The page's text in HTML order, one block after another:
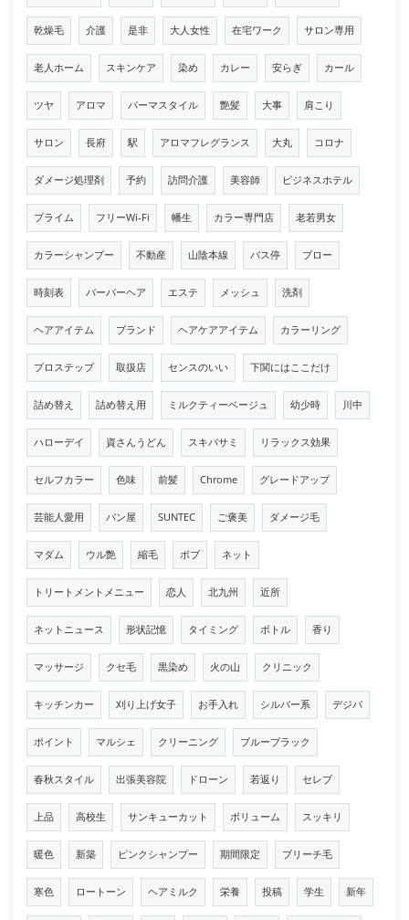
乾燥毛 介護 是非 大人女性 在宅ワーク サロン専用
老人ホーム スキンケア 染め カレー 安らぎ カール
ツヤ アロマ パーマスタイル 艶髪 大事 肩こり
サロン 長府 駅 アロマフレグランス 大丸 コロナ
ダメージ処理剤 予約 訪問介護 美容師 ビジネスホテル
プライム フリーWi-Fi 幡生 カラー専門店 老若男女
カラーシャンプー 不動産 山陰本線 バス停 ブロー
時刻表 バーバーヘア エステ メッシュ 洗剤
ヘアアイテム ブランド ヘアケアアイテム カラーリング
プロステップ 取扱店 センスのいい 下関にはここだけ
詰め替え 詰め替え用 ミルクティーベージュ 幼少時 川中
ハローデイ 資さんうどん スキバサミ リラックス効果
セルフカラー 色味 前髪 Chrome グレードアップ
芸能人愛用 パン屋 SUNTEC ご褒美 ダメージ毛
マダム ウル艶 縮毛 ボブ ネット
トリートメントメニュー 恋人 北九州 近所
ネットニュース 形状記憶 タイミング ボトル 香り
マッサージ クセ毛 黒染め 火の山 クリニック
キッチンカー 刈り上げ女子 お手入れ シルバー系 デジパ
ポイント マルシェ クリーニング ブルーブラック
春秋スタイル 出張美容院 ドローン 若返り セレブ
上品 高校生 サンキューカット ボリューム スッキリ
暖色 新築 ピンクシャンプー 期間限定 ブリーチ毛
寒色 ロートーン ヘアミルク 栄養 投稿 学生 新年